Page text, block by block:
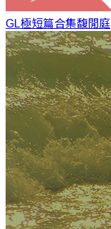
GL極短篇合集馥閒庭